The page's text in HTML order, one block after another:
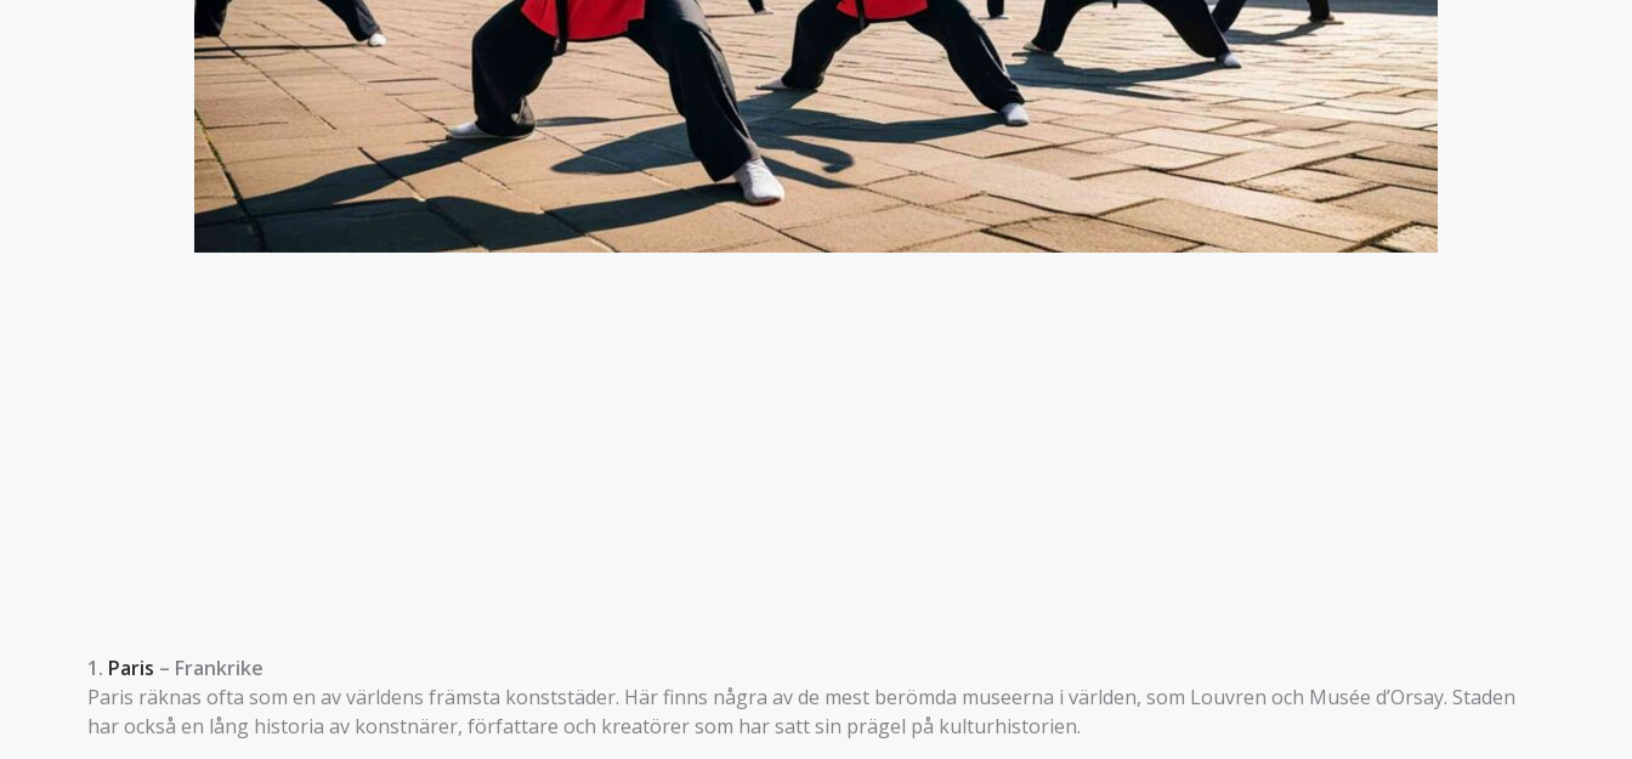
1. Paris – Frankrike
Paris räknas ofta som en av världens främsta konststäder. Här finns några av de mest berömda museerna i världen, som Louvren och Musée d’Orsay. Staden
har också en lång historia av konstnärer, författare och kreatörer som har satt sin prägel på kulturhistorien.